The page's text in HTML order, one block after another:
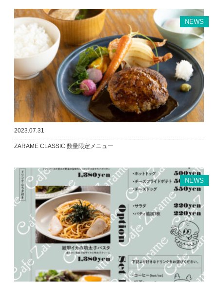
NEWS
2023.07.31
ZARAME CLASSIC 数量限定メニュー
NEWS